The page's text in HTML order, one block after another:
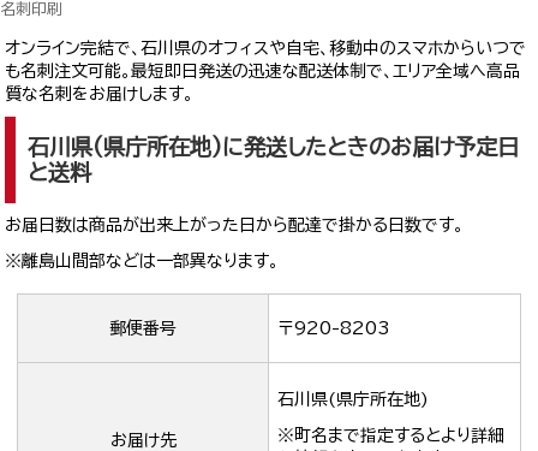
名刺印刷
オンライン完結で、石川県のオフィスや自宅、移動中のスマホからいつで
も名刺注文可能。最短即日発送の迅速な配送体制で、エリア全域へ高品
質な名刺をお届けします。
石川県(県庁所在地)に発送したときのお届け予定日
と送料
お届日数は商品が出来上がった日から配達で掛かる日数です。
※離島山間部などは一部異なります。
郵便番号 〒920-8203
お届け先
石川県(県庁所在地)
※町名まで指定するとより詳細